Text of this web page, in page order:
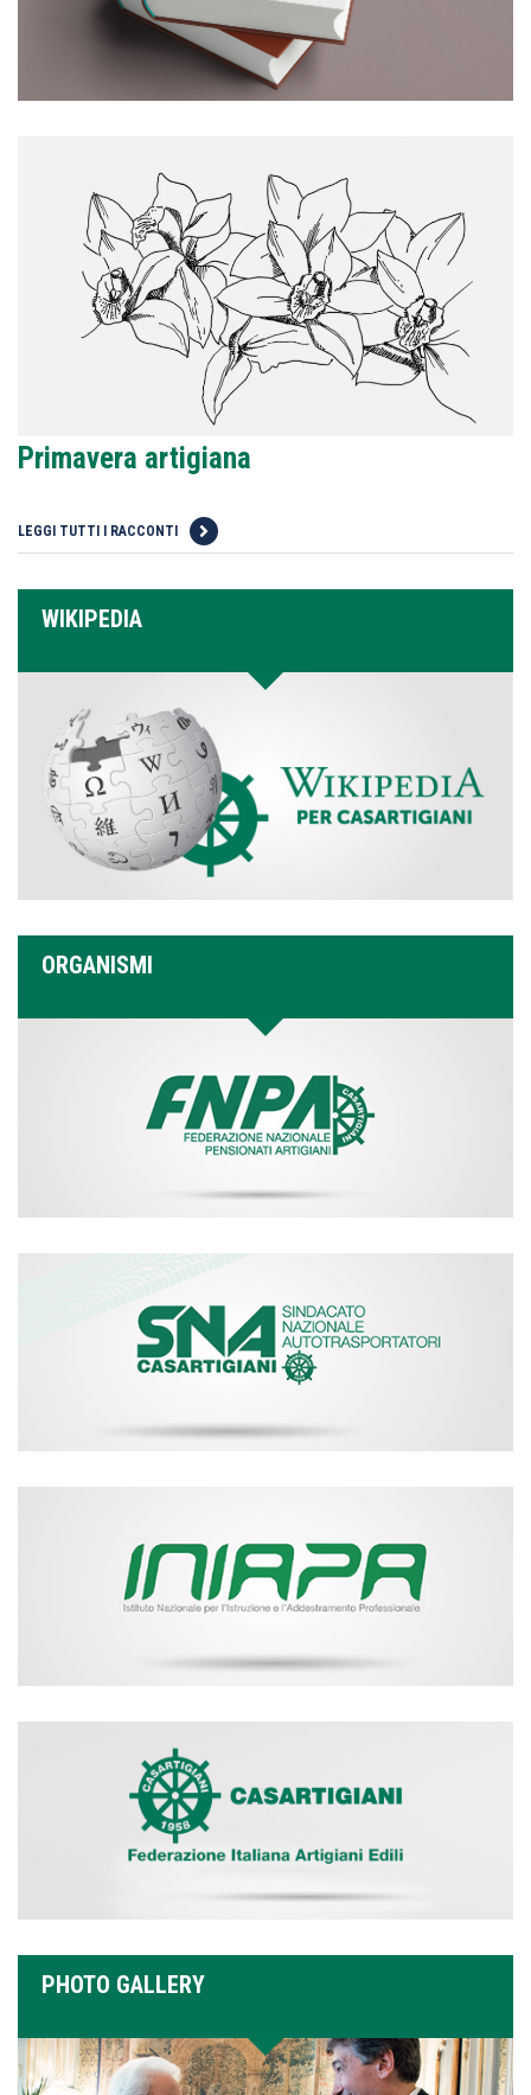
Primavera artigiana
LEGGI TUTTI I RACCONTI
WIKIPEDIA
ORGANISMI
PHOTO GALLERY